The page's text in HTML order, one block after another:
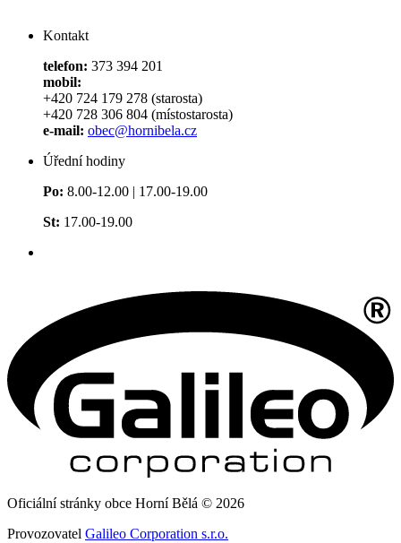
Kontakt
telefon: 373 394 201
mobil:
+420 724 179 278 (starosta)
+420 728 306 804 (místostarosta)
e-mail: obec@hornibela.cz
Úřední hodiny
Po: 8.00-12.00 | 17.00-19.00
St: 17.00-19.00
Oficiální stránky obce Horní Bělá © 2026
Provozovatel Galileo Corporation s.r.o.